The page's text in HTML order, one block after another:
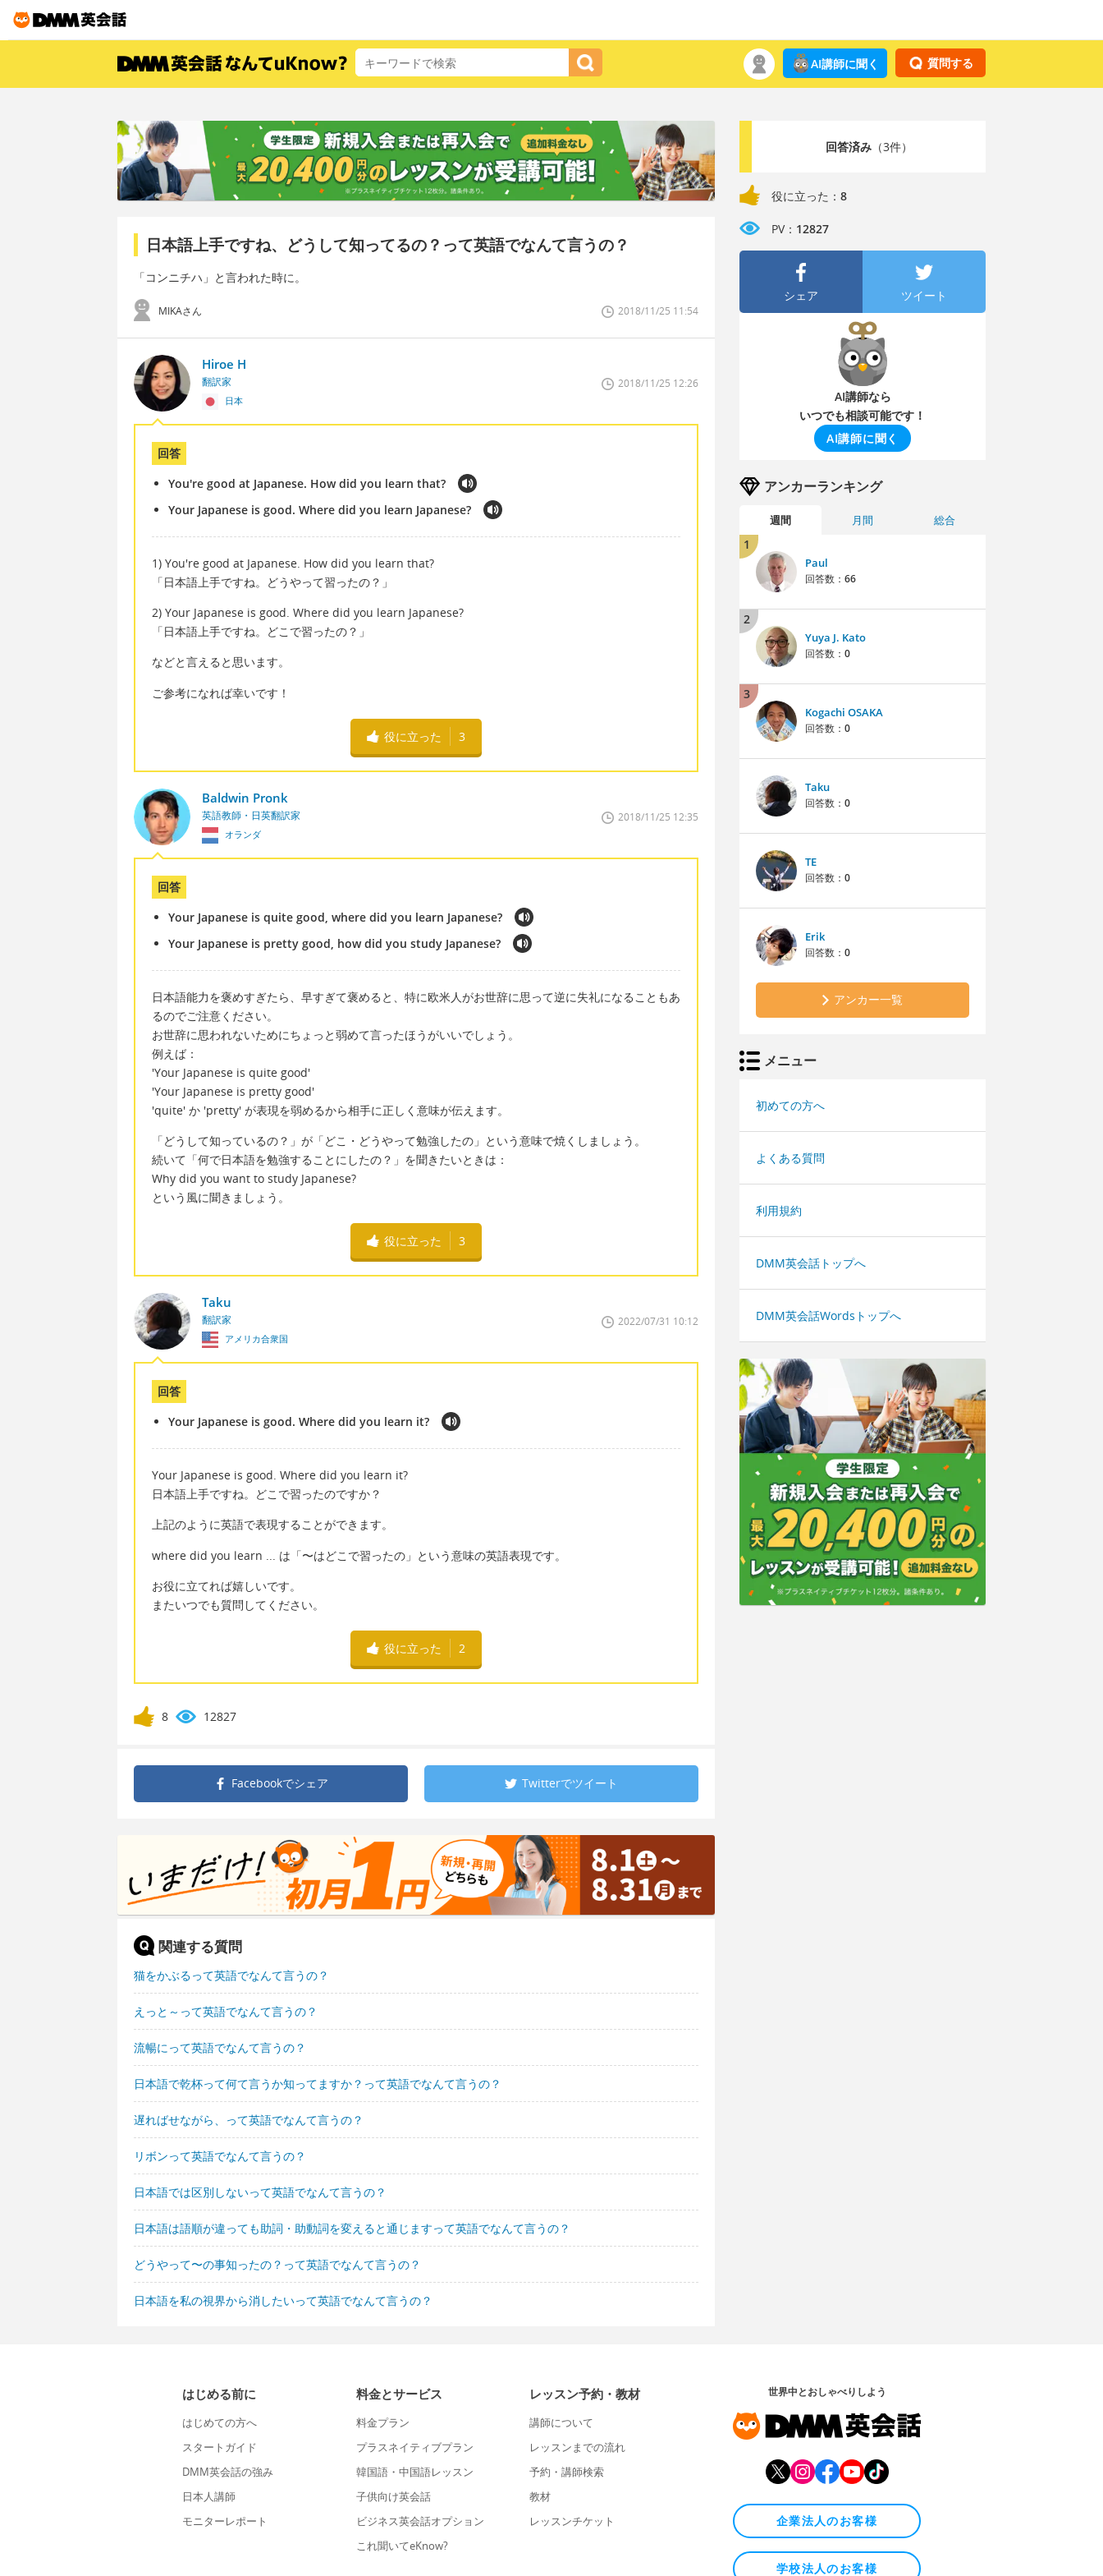
質問する
AI講師に聞く
日本語上手ですね、どうして知ってるの？って英語でなんて言うの？
「コンニチハ」と言われた時に。
MIKAさん 2018/11/25 11:54
Hiroe H
翻訳家
日本
2018/11/25 12:26
回答
You're good at Japanese. How did you learn that?
Your Japanese is good. Where did you learn Japanese?
1) You're good at Japanese. How did you learn that?
「日本語上手ですね。どうやって習ったの？」
2) Your Japanese is good. Where did you learn Japanese?
「日本語上手ですね。どこで習ったの？」
などと言えると思います。
ご参考になれば幸いです！
役に立った 3
Baldwin Pronk
英語教師・日英翻訳家
オランダ
2018/11/25 12:35
回答
Your Japanese is quite good, where did you learn Japanese?
Your Japanese is pretty good, how did you study Japanese?
日本語能力を褒めすぎたら、早すぎて褒めると、特に欧米人がお世辞に思って逆に失礼になることもあ
るのでご注意ください。
お世辞に思われないためにちょっと弱めて言ったほうがいいでしょう。
例えば：
'Your Japanese is quite good'
'Your Japanese is pretty good'
'quite' か 'pretty' が表現を弱めるから相手に正しく意味が伝えます。
「どうして知っているの？」が「どこ・どうやって勉強したの」という意味で焼くしましょう。
続いて「何で日本語を勉強することにしたの？」を聞きたいときは：
Why did you want to study Japanese?
という風に聞きましょう。
役に立った 3
Taku
翻訳家
アメリカ合衆国
2022/07/31 10:12
回答
Your Japanese is good. Where did you learn it?
Your Japanese is good. Where did you learn it?
日本語上手ですね。どこで習ったのですか？
上記のように英語で表現することができます。
where did you learn ... は「〜はどこで習ったの」という意味の英語表現です。
お役に立てれば嬉しいです。
またいつでも質問してください。
役に立った 2
8 12827
Facebookでシェア Twitterでツイート
関連する質問
猫をかぶるって英語でなんて言うの？
えっと～って英語でなんて言うの？
流暢にって英語でなんて言うの？
日本語で乾杯って何て言うか知ってますか？って英語でなんて言うの？
遅ればせながら、って英語でなんて言うの？
リボンって英語でなんて言うの？
日本語では区別しないって英語でなんて言うの？
日本語は語順が違っても助詞・助動詞を変えると通じますって英語でなんて言うの？
どうやって〜の事知ったの？って英語でなんて言うの？
日本語を私の視界から消したいって英語でなんて言うの？
回答済み（3件）
役に立った： 8
PV： 12827
シェア ツイート
AI講師なら
いつでも相談可能です！
AI講師に聞く
アンカーランキング
週間 月間 総合
1
Paul
回答数： 66
2
Yuya J. Kato
回答数： 0
3
Kogachi OSAKA
回答数： 0
Taku
回答数： 0
TE
回答数： 0
Erik
回答数： 0
アンカー一覧
メニュー
初めての方へ
よくある質問
利用規約
DMM英会話トップへ
DMM英会話Wordsトップへ
はじめる前に
はじめての方へ
スタートガイド
DMM英会話の強み
日本人講師
モニターレポート
料金とサービス
料金プラン
プラスネイティブプラン
韓国語・中国語レッスン
子供向け英会話
ビジネス英会話オプション
これ聞いてeKnow?
レッスン予約・教材
講師について
レッスンまでの流れ
予約・講師検索
教材
レッスンチケット
世界中とおしゃべりしよう
企業法人のお客様
学校法人のお客様